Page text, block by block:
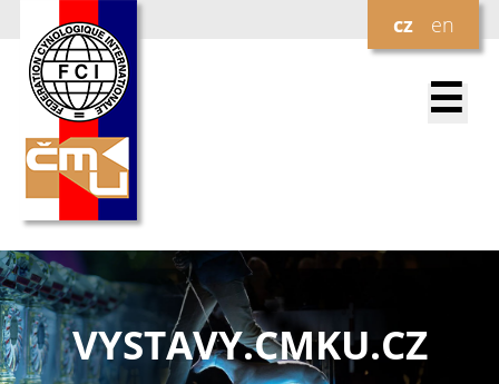
cz en
☰
VYSTAVY.CMKU.CZ